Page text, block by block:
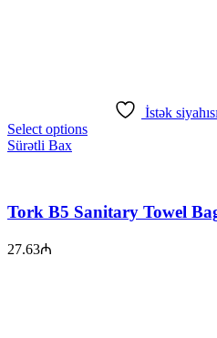
İstək
Select options
Sürətli Bax
Tork B5 Sanitary Towel
27.63₼